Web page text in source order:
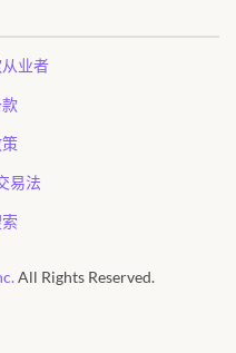
业者
易法
All Rights Reserved.